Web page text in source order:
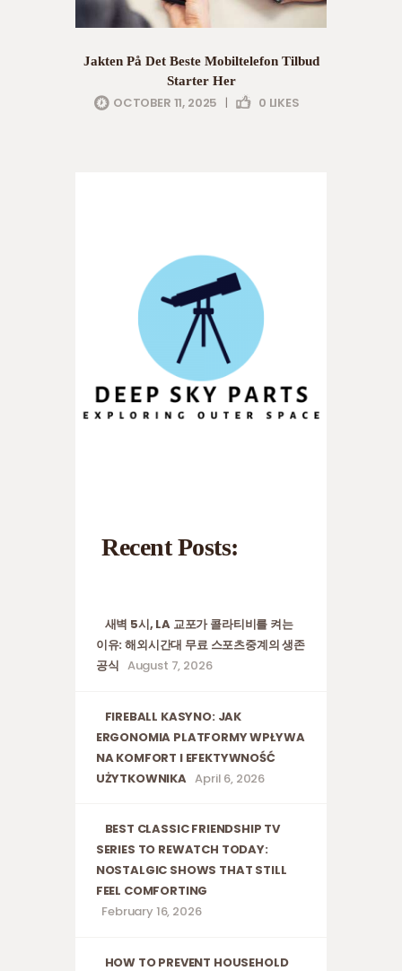
Jakten På Det Beste Mobiltelefon Tilbud
Starter Her
OCTOBER 11, 2025 | 0 LIKES
Recent Posts:
새벽 5시, LA 교포가 콜라티비를 켜는
이유: 해외시간대 무료 스포츠중계의 생존
공식 August 7, 2026
FIREBALL KASYNO: JAK
ERGONOMIA PLATFORMY WPŁYWA
NA KOMFORT I EFEKTYWNOŚĆ
UŻYTKOWNIKA April 6, 2026
BEST CLASSIC FRIENDSHIP TV
SERIES TO REWATCH TODAY:
NOSTALGIC SHOWS THAT STILL
FEEL COMFORTING
February 16, 2026
HOW TO PREVENT HOUSEHOLD